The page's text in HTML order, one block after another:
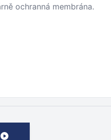
ochranná membrána.